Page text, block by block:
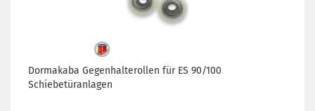
Dormakaba Gegenhalterollen für ES 90/100
Schiebetüranlagen